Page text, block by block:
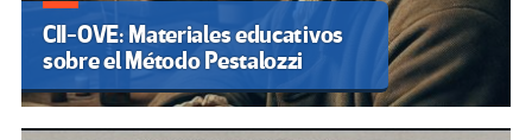
CII-OVE: Materiales educativos
sobre el Método Pestalozzi